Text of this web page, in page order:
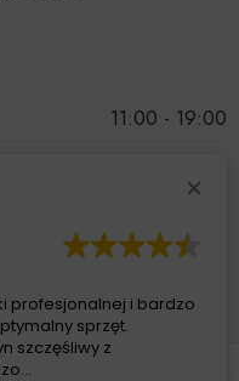
11:00 - 19:00
profesjonalnej i bardzo
sprzęt.
szczęśliwy z